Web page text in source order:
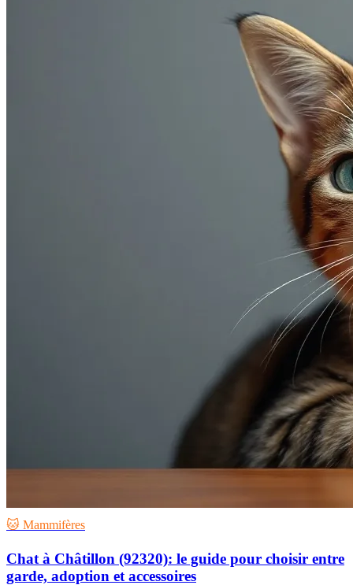
🐱 Mammifères
Chat à Châtillon (92320): le guide pour choisir entre
garde, adoption et accessoires